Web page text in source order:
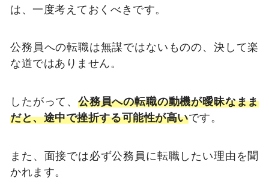
は、一度考えておくべきです。
公務員への転職は無謀ではないものの、決して楽
な道ではありません。
したがって、 公務員への転職の動機が曖昧なまま
だと、途中で挫折する可能性が高いです。
また、面接では必ず公務員に転職したい理由を聞
かれます。